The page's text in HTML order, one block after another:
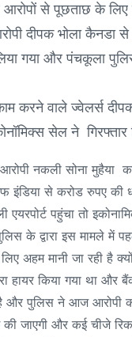
से पूछताछ के लिए
दीपक भोला कैनडा
गया और पंचकूला
करने वाले ज्वेलर्स
सेल ने गिरफ्तार
नकली सोना
से करोड रुपए की
पहुंचा तो
के द्वारा इस मामले में
अहम मानी जा रही है
हायर किया गया था
और पुलिस ने आज आरोपी
जाएगी और कई चीजे